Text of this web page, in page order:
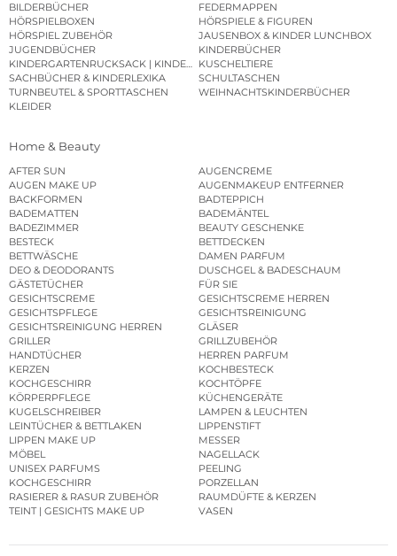
BILDERBÜCHER
FEDERMAPPEN
HÖRSPIELBOXEN
HÖRSPIELE & FIGUREN
HÖRSPIEL ZUBEHÖR
JAUSENBOX & KINDER LUNCHBOX
JUGENDBÜCHER
KINDERBÜCHER
KINDERGARTENRUCKSACK | KINDERGARTENBEUTEL
KUSCHELTIERE
SACHBÜCHER & KINDERLEXIKA
SCHULTASCHEN
TURNBEUTEL & SPORTTASCHEN
WEIHNACHTSKINDERBÜCHER
KLEIDER
Home & Beauty
AFTER SUN
AUGENCREME
AUGEN MAKE UP
AUGENMAKEUP ENTFERNER
BACKFORMEN
BADTEPPICH
BADEMATTEN
BADEMÄNTEL
BADEZIMMER
BEAUTY GESCHENKE
BESTECK
BETTDECKEN
BETTWÄSCHE
DAMEN PARFUM
DEO & DEODORANTS
DUSCHGEL & BADESCHAUM
GÄSTETÜCHER
FÜR SIE
GESICHTSCREME
GESICHTSCREME HERREN
GESICHTSPFLEGE
GESICHTSREINIGUNG
GESICHTSREINIGUNG HERREN
GLÄSER
GRILLER
GRILLZUBEHÖR
HANDTÜCHER
HERREN PARFUM
KERZEN
KOCHBESTECK
KOCHGESCHIRR
KOCHTÖPFE
KÖRPERPFLEGE
KÜCHENGERÄTE
KUGELSCHREIBER
LAMPEN & LEUCHTEN
LEINTÜCHER & BETTLAKEN
LIPPENSTIFT
LIPPEN MAKE UP
MESSER
MÖBEL
NAGELLACK
UNISEX PARFUMS
PEELING
KOCHGESCHIRR
PORZELLAN
RASIERER & RASUR ZUBEHÖR
RAUMDÜFTE & KERZEN
TEINT | GESICHTS MAKE UP
VASEN